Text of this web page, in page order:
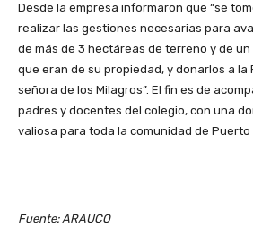
Desde la empresa informaron que “se
realizar las gestiones necesarias para
de más de 3 hectáreas de terreno y de un
que eran de su propiedad, y donarlos a la
señora de los Milagros”. El fin es de
padres y docentes del colegio, con una
valiosa para toda la comunidad de Puerto
Fuente: ARAUCO